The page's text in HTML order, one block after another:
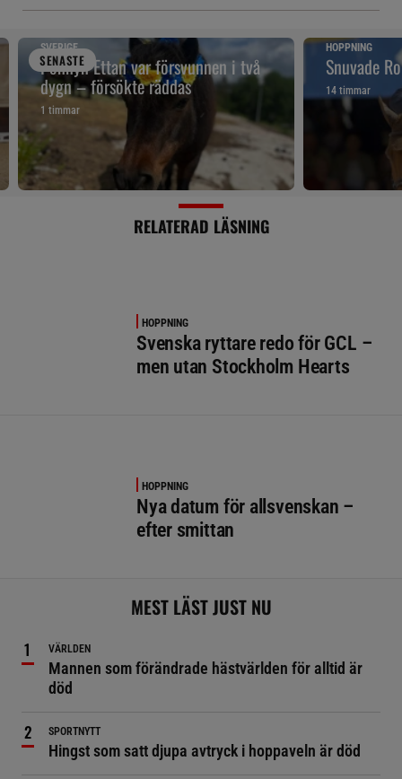
SENASTE
SVERIGE
Ponnyn Ettan var försvunnen i två
dygn – försökte räddas
1 timmar
HOPPNING
Snuvade
14 timmar
RELATERAD LÄSNING
HOPPNING
Svenska ryttare redo för GCL –
men utan Stockholm Hearts
HOPPNING
Nya datum för allsvenskan –
efter smittan
MEST LÄST JUST NU
VÄRLDEN
Mannen som förändrade hästvärlden för alltid är
död
SPORTNYTT
Hingst som satt djupa avtryck i hoppaveln är död